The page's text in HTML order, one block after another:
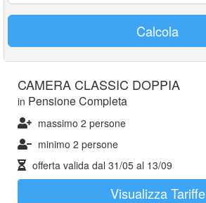
Calcola
CAMERA CLASSIC DOPPIA
in Pensione Completa
massimo 2 persone
minimo 2 persone
offerta valida dal 31/05 al 13/09
Visualizza Tariffe